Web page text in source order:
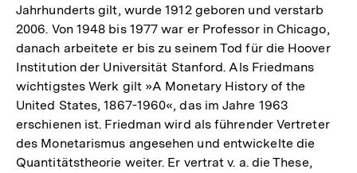
Jahrhunderts gilt, wurde 1912 geboren und verstarb
2006. Von 1948 bis 1977 war er Professor in Chicago,
danach arbeitete er bis zu seinem Tod für die Hoover
Institution der Universität Stanford. Als Friedmans
wichtigstes Werk gilt »A Monetary History of the
United States, 1867-1960«, das im Jahre 1963
erschienen ist. Friedman wird als führender Vertreter
des Monetarismus angesehen und entwickelte die
Quantitätstheorie weiter. Er vertrat v. a. die These,